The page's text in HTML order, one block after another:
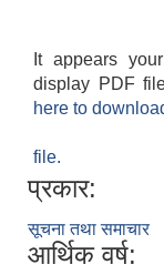
It appears
display PDF
here to
file.
प्रकार:
सूचना तथा समाचार
आर्थिक वर्ष: